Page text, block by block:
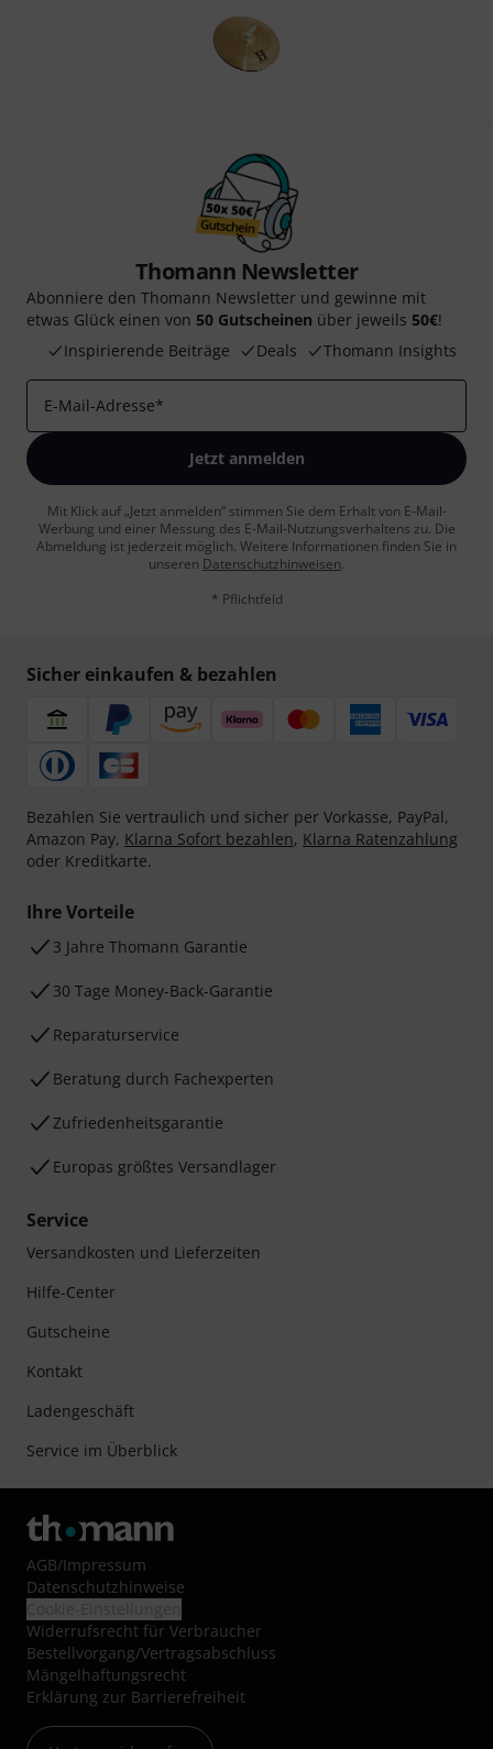
Thomann Newsletter
Abonniere den Thomann Newsletter und gewinne mit
etwas Glück einen von 50 Gutscheinen über jeweils 50€!
Inspirierende Beiträge
Deals Thomann Insights
E-Mail-Adresse*
Jetzt anmelden
Mit Klick auf „Jetzt anmelden“ stimmen Sie dem Erhalt von E-Mail-
Werbung und einer Messung des E-Mail-Nutzungsverhaltens zu. Die
Abmeldung ist jederzeit möglich. Weitere Informationen finden Sie in
unseren Datenschutzhinweisen.
* Pflichtfeld
Sicher einkaufen & bezahlen
Bezahlen Sie vertraulich und sicher per Vorkasse, PayPal,
Amazon Pay, Klarna Sofort bezahlen, Klarna Ratenzahlung
oder Kreditkarte.
Ihre Vorteile
3 Jahre Thomann Garantie
30 Tage Money-Back-Garantie
Reparaturservice
Beratung durch Fachexperten
Zufriedenheitsgarantie
Europas größtes Versandlager
Service
Versandkosten und Lieferzeiten
Hilfe-Center
Gutscheine
Kontakt
Ladengeschäft
Service im Überblick
AGB/Impressum
Datenschutzhinweise
Widerrufsrecht für Verbraucher
Bestellvorgang/Vertragsabschluss
Mängelhaftungsrecht
Erklärung zur Barrierefreiheit